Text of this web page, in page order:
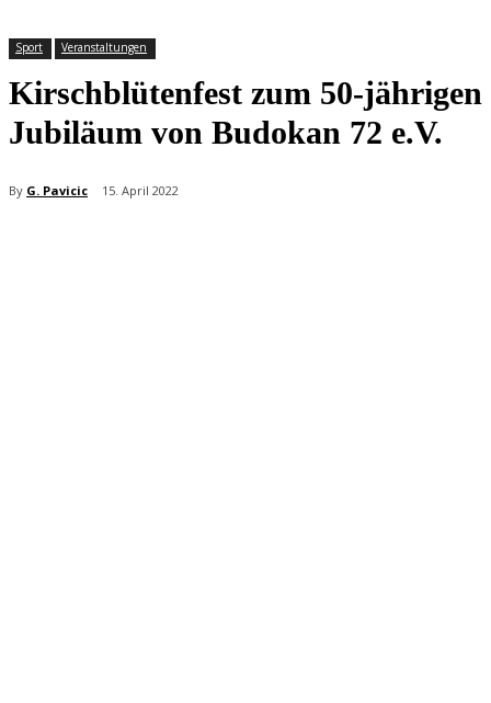
Sport Veranstaltungen
Kirschblütenfest zum 50-jährigen
Jubiläum von Budokan 72 e.V.
By G. Pavicic 15. April 2022